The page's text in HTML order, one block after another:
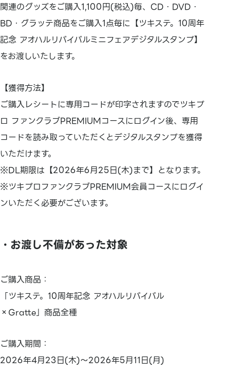
関連のグッズをご購入1,100円(税込)毎、CD・DVD・
BD・グラッテ商品をご購入1点毎に【ツキステ。10周年
記念 アオハルリバイバルミニフェアデジタルスタンプ】
をお渡しいたします。
【獲得方法】
ご購入レシートに専用コードが印字されますのでツキプ
ロ ファンクラブPREMIUMコースにログイン後、専用
コードを読み取っていただくとデジタルスタンプを獲得
いただけます。
※DL期限は【2026年6月25日(木)まで】となります。
※ツキプロファンクラブPREMIUM会員コースにログイ
ンいただく必要がございます。
・お渡し不備があった対象
ご購入商品：
「ツキステ。10周年記念 アオハルリバイバル
×Gratte」商品全種
ご購入期間：
2026年4月23日(木)～2026年5月11日(月)